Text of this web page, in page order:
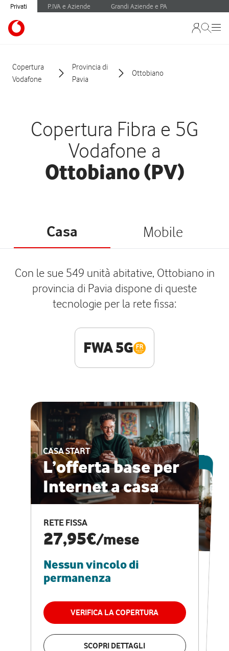
Privati P.IVA e Aziende Grandi Aziende e PA
Copertura
Vodafone
Provincia di
Pavia
Ottobiano
Copertura Fibra e 5G
Vodafone a
Ottobiano (PV)
Casa Mobile
Con le sue 549 unità abitative, Ottobiano in
provincia di Pavia dispone di queste
tecnologie per la rete fissa:
FWA 5G
CASA START
L’offerta base per
Internet a casa
RETE FISSA
27,95€/mese
Nessun vincolo di
permanenza
VERIFICA LA COPERTURA
SCOPRI DETTAGLI
ESCLUSIVA ONLINE
CASA PRO
Internet veloce e
vantaggi speciali
RETE FISSA + VODAFONE CLUB
29,95€
permanenza
VERIFICA LA COPERTURA